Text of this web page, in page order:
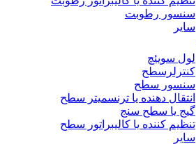
سنسور رطوبت
سایر
لول سویئچ
کنترلرسطح
سنسور سطح
انتقال دهنده یا ترنسمیتر سطح
گیج یا سطح سنج
تنظیم کننده یا کالیبراتور سطح
سایر